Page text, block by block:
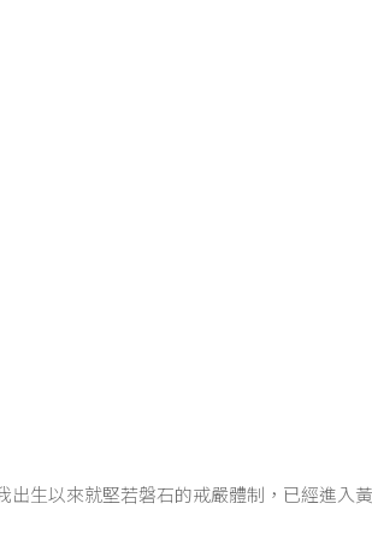
出生以來就堅若磐石的戒嚴體制，已經進入